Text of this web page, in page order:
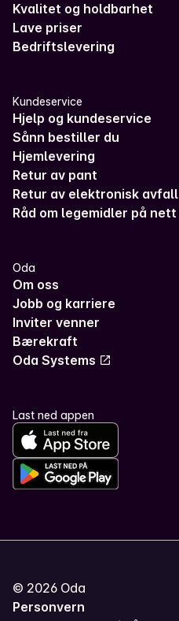
Kvalitet og holdbarhet
Lave priser
Bedriftslevering
Kundeservice
Hjelp og kundeservice
Sånn bestiller du
Hjemlevering
Retur av pant
Retur av elektronisk avfall
Råd om legemidler på nett
Oda
Om oss
Jobb og karriere
Inviter venner
Bærekraft
Oda Systems
Last ned appen
© 2026 Oda
Personvern